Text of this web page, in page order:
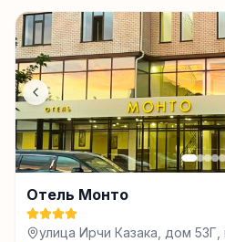
Отель Монто
улица Ирчи Казака, дом 53Г,